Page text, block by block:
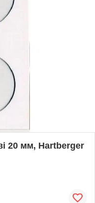
20 мм, Hartberger